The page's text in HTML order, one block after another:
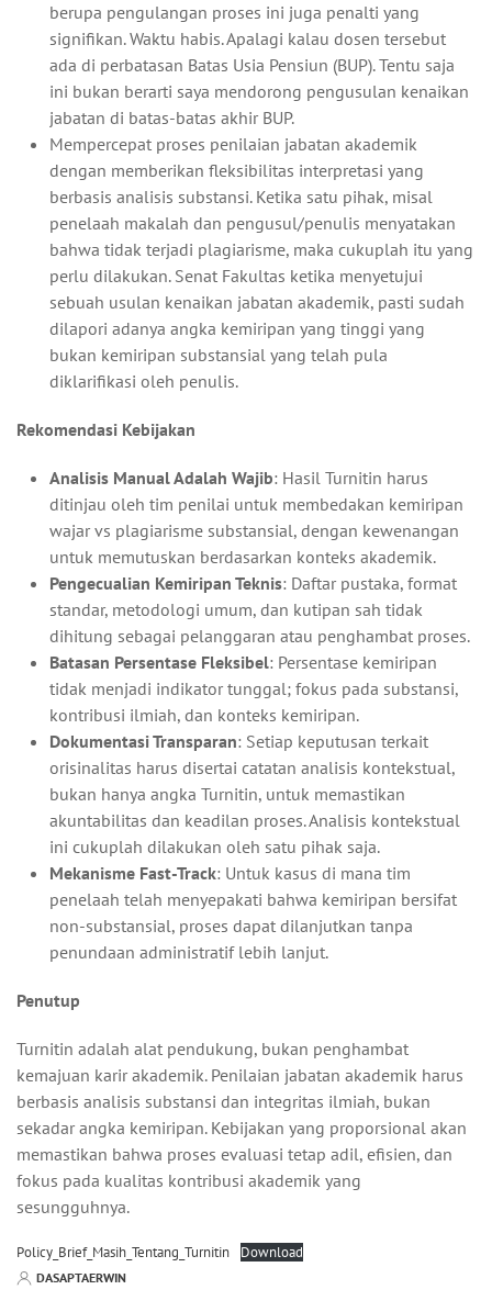
berupa pengulangan proses ini juga penalti yang
signifikan. Waktu habis. Apalagi kalau dosen tersebut
ada di perbatasan Batas Usia Pensiun (BUP). Tentu saja
ini bukan berarti saya mendorong pengusulan kenaikan
jabatan di batas-batas akhir BUP.
Mempercepat proses penilaian jabatan akademik
dengan memberikan fleksibilitas interpretasi yang
berbasis analisis substansi. Ketika satu pihak, misal
penelaah makalah dan pengusul/penulis menyatakan
bahwa tidak terjadi plagiarisme, maka cukuplah itu yang
perlu dilakukan. Senat Fakultas ketika menyetujui
sebuah usulan kenaikan jabatan akademik, pasti sudah
dilapori adanya angka kemiripan yang tinggi yang
bukan kemiripan substansial yang telah pula
diklarifikasi oleh penulis.
Rekomendasi Kebijakan
Analisis Manual Adalah Wajib: Hasil Turnitin harus
ditinjau oleh tim penilai untuk membedakan kemiripan
wajar vs plagiarisme substansial, dengan kewenangan
untuk memutuskan berdasarkan konteks akademik.
Pengecualian Kemiripan Teknis: Daftar pustaka, format
standar, metodologi umum, dan kutipan sah tidak
dihitung sebagai pelanggaran atau penghambat proses.
Batasan Persentase Fleksibel: Persentase kemiripan
tidak menjadi indikator tunggal; fokus pada substansi,
kontribusi ilmiah, dan konteks kemiripan.
Dokumentasi Transparan: Setiap keputusan terkait
orisinalitas harus disertai catatan analisis kontekstual,
bukan hanya angka Turnitin, untuk memastikan
akuntabilitas dan keadilan proses. Analisis kontekstual
ini cukuplah dilakukan oleh satu pihak saja.
Mekanisme Fast-Track: Untuk kasus di mana tim
penelaah telah menyepakati bahwa kemiripan bersifat
non-substansial, proses dapat dilanjutkan tanpa
penundaan administratif lebih lanjut.
Penutup
Turnitin adalah alat pendukung, bukan penghambat
kemajuan karir akademik. Penilaian jabatan akademik harus
berbasis analisis substansi dan integritas ilmiah, bukan
sekadar angka kemiripan. Kebijakan yang proporsional akan
memastikan bahwa proses evaluasi tetap adil, efisien, dan
fokus pada kualitas kontribusi akademik yang
sesungguhnya.
Policy_Brief_Masih_Tentang_Turnitin Download
DASAPTAERWIN